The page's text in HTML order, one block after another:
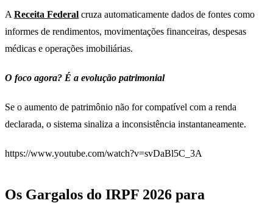
A Receita Federal cruza automaticamente dados de fontes como
informes de rendimentos, movimentações financeiras, despesas
médicas e operações imobiliárias.
O foco agora? É a evolução patrimonial
Se o aumento de patrimônio não for compatível com a renda
declarada, o sistema sinaliza a inconsistência instantaneamente.
https://www.youtube.com/watch?v=svDaBl5C_3A
Os Gargalos do IRPF 2026 para